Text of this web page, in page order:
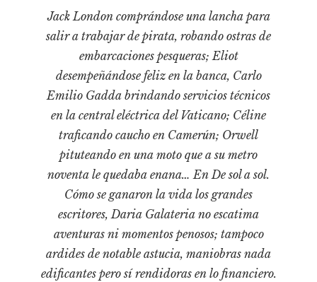
Documentos
Fragmentos
Historia material de los libros
Lagunas mentales
Libros usados
Medioambiente
Narrativas visuales
Jack London comprándose una lancha para
salir a trabajar de pirata, robando ostras de
embarcaciones pesqueras; Eliot
desempeñándose feliz en la banca, Carlo
Emilio Gadda brindando servicios técnicos
en la central eléctrica del Vaticano; Céline
traficando caucho en Camerún; Orwell
pituteando en una moto que a su metro
noventa le quedaba enana… En De sol a sol.
Cómo se ganaron la vida los grandes
escritores, Daria Galateria no escatima
aventuras ni momentos penosos; tampoco
ardides de notable astucia, maniobras nada
edificantes pero sí rendidoras en lo financiero.